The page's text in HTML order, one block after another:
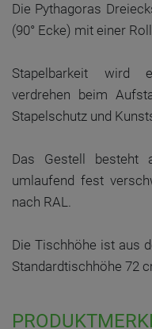
Die Pythagoras
(90° Ecke) mit einer
Stapelbarkeit wird
verdrehen beim
Stapelschutz und
Das Gestell besteht
umlaufend fest
nach RAL.
Die Tischhöhe ist aus
Standardtischhöhe 72